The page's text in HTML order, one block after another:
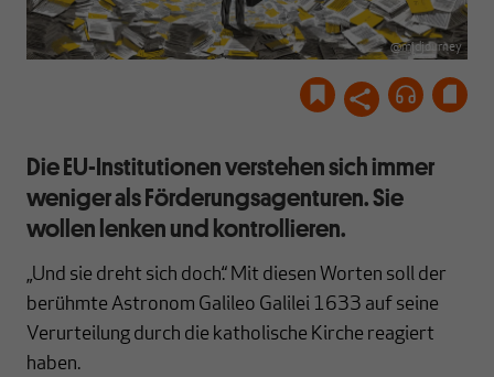
@midjourney
Die EU-Institutionen verstehen sich immer
weniger als Förderungsagenturen. Sie
wollen lenken und kontrollieren.
„Und sie dreht sich doch.“ Mit diesen Worten soll der
berühmte Astronom Galileo Galilei 1633 auf seine
Verurteilung durch die katholische Kirche reagiert
haben.